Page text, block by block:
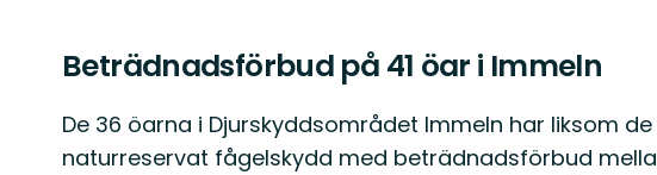
Beträdnadsförbud på 41 öar i Immeln
De 36 öarna i Djurskyddsområdet Immeln har liksom
naturreservat fågelskydd med beträdnadsförbud